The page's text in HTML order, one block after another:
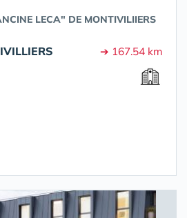
LECA" DE MONTIVILIIERS
➔ 167.54 km